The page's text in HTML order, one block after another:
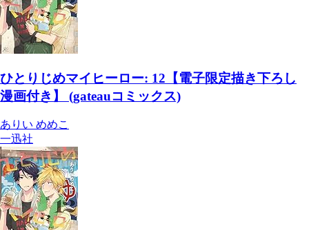
ひとりじめマイヒーロー: 12【電子限定描き下ろし
漫画付き】 (gateauコミックス)
ありい めめこ
一迅社